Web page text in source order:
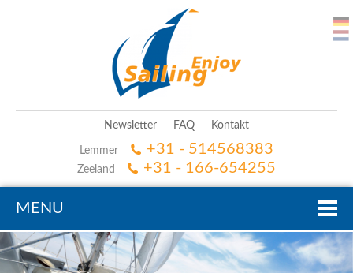
Newsletter FAQ Kontakt
Lemmer +31 - 514568383
Zeeland +31 - 166-654255
MENU